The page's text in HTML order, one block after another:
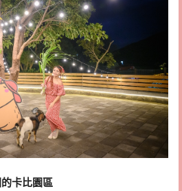
卡比園區